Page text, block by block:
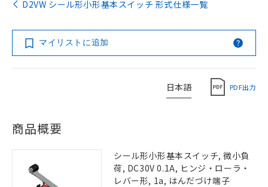
D2VW シール形小形基本スイッチ 形式仕様一覧
マイリストに追加
日本語 PDF出力
商品概要
シール形小形基本スイッチ, 微小負
荷, DC30V 0.1A, ヒンジ・ローラ・
レバー形, 1a, はんだづけ端子